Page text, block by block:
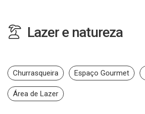
Lazer e natureza
Churrasqueira Espaço Gourmet
Área de Lazer